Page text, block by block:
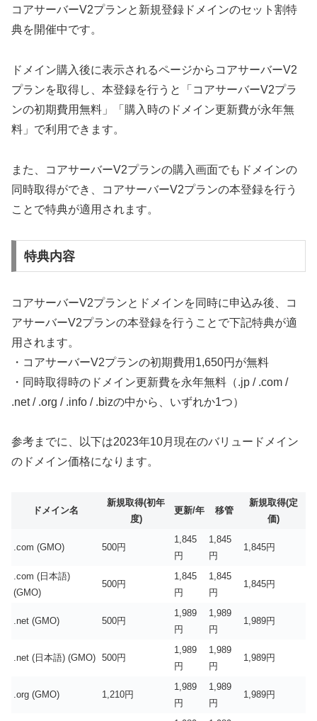
コアサーバーV2プランと新規登録ドメインのセット割特
典を開催中です。
ドメイン購入後に表示されるページからコアサーバーV2
プランを取得し、本登録を行うと「コアサーバーV2プラ
ンの初期費用無料」「購入時のドメイン更新費が永年無
料」で利用できます。
また、コアサーバーV2プランの購入画面でもドメインの
同時取得ができ、コアサーバーV2プランの本登録を行う
ことで特典が適用されます。
特典内容
コアサーバーV2プランとドメインを同時に申込み後、コ
アサーバーV2プランの本登録を行うことで下記特典が適
用されます。
・コアサーバーV2プランの初期費用1,650円が無料
・同時取得時のドメイン更新費を永年無料（.jp / .com /
.net / .org / .info / .bizの中から、いずれか1つ）
参考までに、以下は2023年10月現在のバリュードメイン
のドメイン価格になります。
ドメイン名
新規取得(初年
度)
更新/年 移管
新規取得(定
価)
.com (GMO) 500円
1,845
円
1,845
円
1,845円
.com (日本語)
(GMO)
500円
1,845
円
1,845
円
1,845円
.net (GMO) 500円
1,989
円
1,989
円
1,989円
.net (日本語) (GMO) 500円
1,989
円
1,989
円
1,989円
.org (GMO) 1,210円
1,989
円
1,989
円
1,989円